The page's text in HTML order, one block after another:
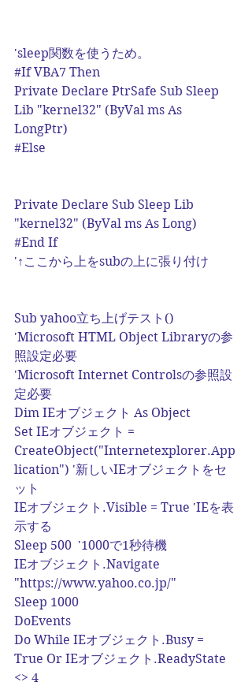
'sleep関数を使うため。
#If VBA7 Then
Private Declare PtrSafe Sub Sleep
Lib "kernel32" (ByVal ms As
LongPtr)
#Else
Private Declare Sub Sleep Lib
"kernel32" (ByVal ms As Long)
#End If
'↑ここから上をsubの上に張り付け
Sub yahoo立ち上げテスト()
'Microsoft HTML Object Libraryの参
照設定必要
'Microsoft Internet Controlsの参照設
定必要
Dim IEオブジェクト As Object
Set IEオブジェクト =
CreateObject("Internetexplorer.App
lication") '新しいIEオブジェクトをセ
ット
IEオブジェクト.Visible = True 'IEを表
示する
Sleep 500  '1000で1秒待機
IEオブジェクト.Navigate
"https://www.yahoo.co.jp/"
Sleep 1000
DoEvents
Do While IEオブジェクト.Busy =
True Or IEオブジェクト.ReadyState
<> 4